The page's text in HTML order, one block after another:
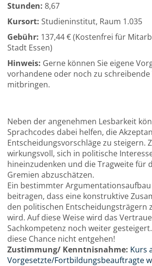
Stunden: 8,67
Kursort: Studieninstitut, Raum 1.035
Gebühr: 137,44 € (Kostenfrei für
Stadt Essen)
Hinweis: Gerne können Sie eigene
vorhandene oder noch zu schreibende
mitbringen.
Neben der angenehmen Lesbarkeit
Sprachcodes dabei helfen, die
Entscheidungsvorschläge zu steigern.
wirkungsvoll, sich in politische
hineinzudenken und die Tragweite für
Gremien abzuschätzen.
Ein bestimmter
beitragen, dass eine konstruktive
den politischen Entscheidungsträgern
wird. Auf diese Weise wird das
Sachkompetenz noch weiter
diese Chance nicht entgehen!
Zustimmung/ Kenntnisnahme: Kurs
Vorgesetzte/Fortbildungsbeauftragte